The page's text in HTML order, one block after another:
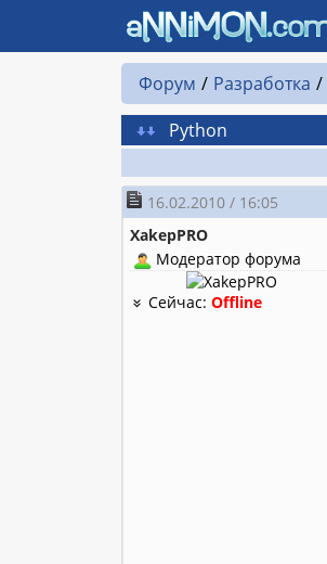
Форум Разработка
Python
16.02.2010 / 16:05
XakepPRO
Модератор форума
Сейчас:Offline